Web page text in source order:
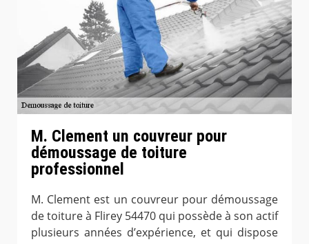
M. Clement un couvreur pour
démoussage de toiture
professionnel
M. Clement est un couvreur pour démoussage
de toiture à Flirey 54470 qui possède à son actif
plusieurs années d’expérience, et qui dispose